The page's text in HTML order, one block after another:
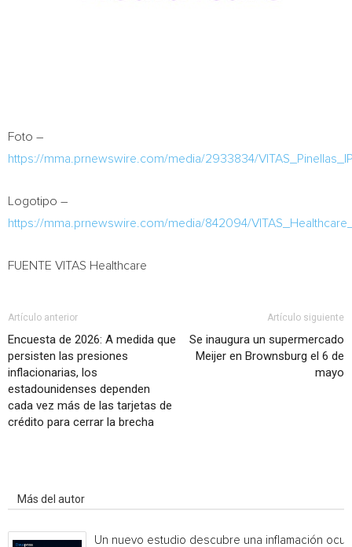
Foto –
https://mma.prnewswire.com/media/2933834/
Logotipo –
https://mma.prnewswire.com/media/842094/
FUENTE VITAS Healthcare
Artículo anterior
Encuesta de 2026: A medida que
persisten las presiones
inflacionarias, los
estadounidenses dependen
cada vez más de las tarjetas de
crédito para cerrar la brecha
Artículo siguiente
Se inaugura un supermercado
Meijer en Brownsburg el 6 de
mayo
Más del autor
Un nuevo estudio descubre una inflamación